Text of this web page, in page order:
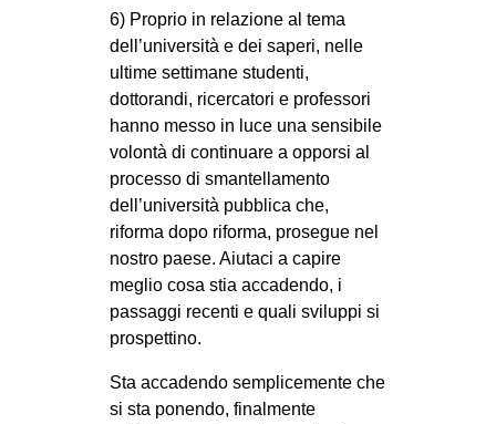
6) Proprio in relazione al tema
dell’università e dei saperi, nelle
ultime settimane studenti,
dottorandi, ricercatori e professori
hanno messo in luce una sensibile
volontà di continuare a opporsi al
processo di smantellamento
dell’università pubblica che,
riforma dopo riforma, prosegue nel
nostro paese. Aiutaci a capire
meglio cosa stia accadendo, i
passaggi recenti e quali sviluppi si
prospettino.
Sta accadendo semplicemente che
si sta ponendo, finalmente